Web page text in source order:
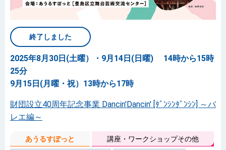
終了しました
2025年8月30日(土曜）・9月14日(日曜) 14時から15時
25分
9月15日(月曜・祝）13時から17時
財団設立40周年記念事業 Dancin'Dancin' [ﾀﾞﾝｼﾝﾀﾞﾝｼﾝ] ～バ
レエ編～
あうるすぽっと 講座・ワークショップその他